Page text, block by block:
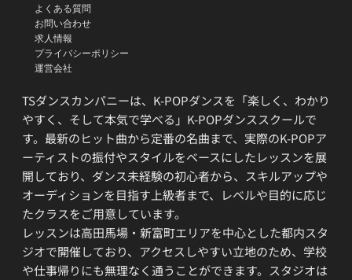
TSダンスカンパニーは、K-POPダンスを「楽しく、わかり
やすく、そして本気で学べる」K-POPダンススクールで
す。最新のヒット曲から定番の名曲まで、実際のK-POPア
ーティストの振付やスタイルをベースにしたレッスンを展
開しており、ダンス未経験の初心者から、スキルアップや
オーディションを目指す上級者まで、レベルや目的に応じ
たクラスをご用意しています。
レッスンは高田馬場・新富町エリアを中心とした都内スタ
ジオで開催しており、アクセスしやすい立地のため、学校
や仕事帰りにも無理なく通うことができます。スタジオは
よくある質問
お問い合わせ
求人情報
プライバシーポリシー
運営会社